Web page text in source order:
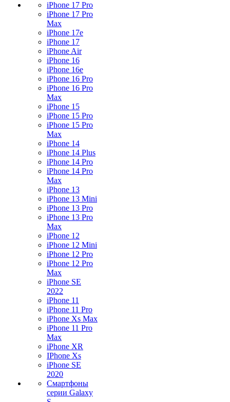
iPhone 17 Pro
iPhone 17 Pro
Max
iPhone 17e
iPhone 17
iPhone Air
iPhone 16
iPhone 16e
iPhone 16 Pro
iPhone 16 Pro
Max
iPhone 15
iPhone 15 Pro
iPhone 15 Pro
Max
iPhone 14
iPhone 14 Plus
iPhone 14 Pro
iPhone 14 Pro
Max
iPhone 13
iPhone 13 Mini
iPhone 13 Pro
iPhone 13 Pro
Max
iPhone 12
iPhone 12 Mini
iPhone 12 Pro
iPhone 12 Pro
Max
iPhone SE
2022
iPhone 11
iPhone 11 Pro
iPhone Xs Max
iPhone 11 Pro
Max
iPhone XR
IPhone Xs
iPhone SE
2020
Смартфоны
серии Galaxy